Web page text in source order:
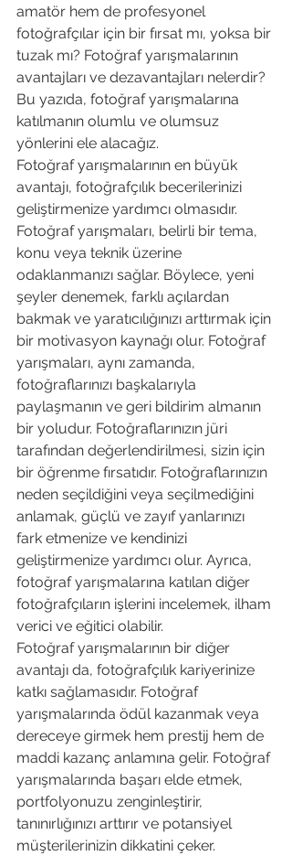
amatör hem de profesyonel
fotoğrafçılar için bir fırsat mı, yoksa bir
tuzak mı? Fotoğraf yarışmalarının
avantajları ve dezavantajları nelerdir?
Bu yazıda, fotoğraf yarışmalarına
katılmanın olumlu ve olumsuz
yönlerini ele alacağız.
Fotoğraf yarışmalarının en büyük
avantajı, fotoğrafçılık becerilerinizi
geliştirmenize yardımcı olmasıdır.
Fotoğraf yarışmaları, belirli bir tema,
konu veya teknik üzerine
odaklanmanızı sağlar. Böylece, yeni
şeyler denemek, farklı açılardan
bakmak ve yaratıcılığınızı arttırmak için
bir motivasyon kaynağı olur. Fotoğraf
yarışmaları, aynı zamanda,
fotoğraflarınızı başkalarıyla
paylaşmanın ve geri bildirim almanın
bir yoludur. Fotoğraflarınızın jüri
tarafından değerlendirilmesi, sizin için
bir öğrenme fırsatıdır. Fotoğraflarınızın
neden seçildiğini veya seçilmediğini
anlamak, güçlü ve zayıf yanlarınızı
fark etmenize ve kendinizi
geliştirmenize yardımcı olur. Ayrıca,
fotoğraf yarışmalarına katılan diğer
fotoğrafçıların işlerini incelemek, ilham
verici ve eğitici olabilir.
Fotoğraf yarışmalarının bir diğer
avantajı da, fotoğrafçılık kariyerinize
katkı sağlamasıdır. Fotoğraf
yarışmalarında ödül kazanmak veya
dereceye girmek hem prestij hem de
maddi kazanç anlamına gelir. Fotoğraf
yarışmalarında başarı elde etmek,
portfolyonuzu zenginleştirir,
tanınırlığınızı arttırır ve potansiyel
müşterilerinizin dikkatini çeker.